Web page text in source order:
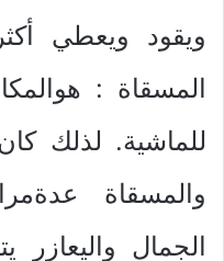
ويقود ويعطي
المسقاة :
للماشية. لذلك كان
والمسقاة
الجمال